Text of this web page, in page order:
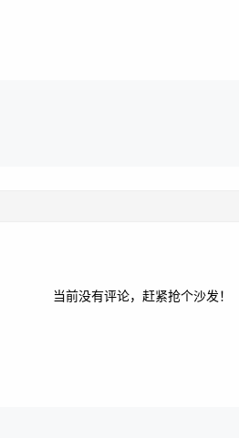
当前没有评论，赶紧抢个沙发！